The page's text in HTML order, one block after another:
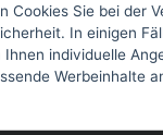
Cookies Sie bei der
In einigen
individuelle
Werbeinhalte